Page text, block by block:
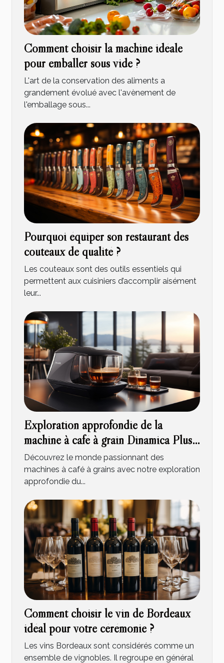
Comment choisir la machine idéale
pour emballer sous vide ?
L'art de la conservation des aliments a
grandement évolué avec l'avènement de
l'emballage sous...
Pourquoi équiper son restaurant des
couteaux de qualité ?
Les couteaux sont des outils essentiels qui
permettent aux cuisiniers d’accomplir aisément
leur...
Exploration approfondie de la
machine à café à grain Dinamica Plus
Titanium – Nouveau modèle avec
garantie de 2 ans
Découvrez le monde passionnant des
machines à café à grains avec notre exploration
approfondie du...
Comment choisir le vin de Bordeaux
idéal pour votre cérémonie ?
Les vins Bordeaux sont considérés comme un
ensemble de vignobles. Il regroupe en général